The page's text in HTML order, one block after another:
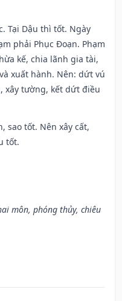
Tại Dậu thì tốt. Ngày
phải Phục Đoạn. Phạm
kế, chia lãnh gia tài,
xuất hành. Nên: dứt vú
xây tường, kết dứt điều
sao tốt. Nên xây cất,
tốt.
môn, phóng thủy, chiêu